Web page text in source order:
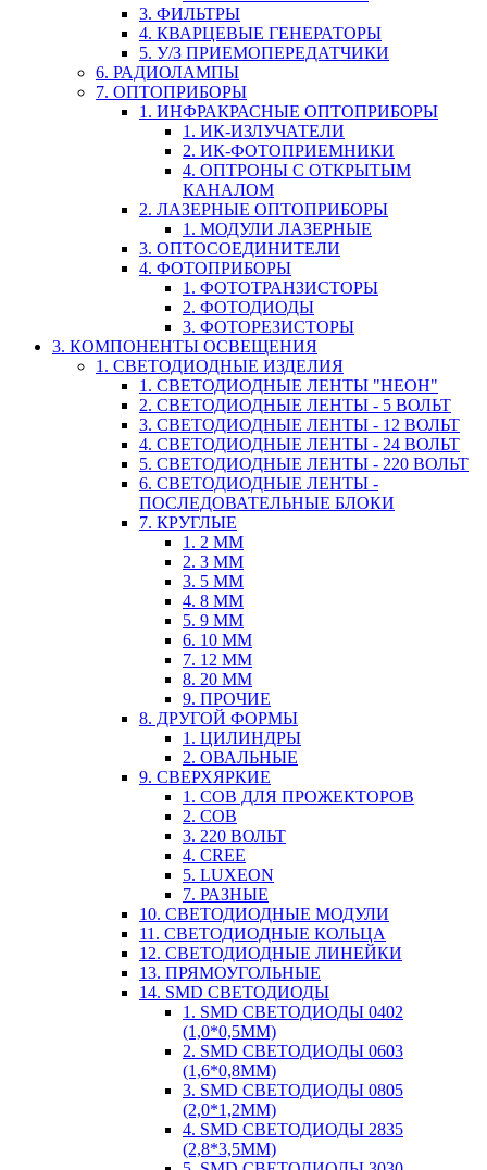
3. ФИЛЬТРЫ
4. КВАРЦЕВЫЕ ГЕНЕРАТОРЫ
5. У/З ПРИЕМОПЕРЕДАТЧИКИ
6. РАДИОЛАМПЫ
7. ОПТОПРИБОРЫ
1. ИНФРАКРАСНЫЕ ОПТОПРИБОРЫ
1. ИК-ИЗЛУЧАТЕЛИ
2. ИК-ФОТОПРИЕМНИКИ
4. ОПТРОНЫ С ОТКРЫТЫМ
КАНАЛОМ
2. ЛАЗЕРНЫЕ ОПТОПРИБОРЫ
1. МОДУЛИ ЛАЗЕРНЫЕ
3. ОПТОСОЕДИНИТЕЛИ
4. ФОТОПРИБОРЫ
1. ФОТОТРАНЗИСТОРЫ
2. ФОТОДИОДЫ
3. ФОТОРЕЗИСТОРЫ
3. КОМПОНЕНТЫ ОСВЕЩЕНИЯ
1. СВЕТОДИОДНЫЕ ИЗДЕЛИЯ
1. СВЕТОДИОДНЫЕ ЛЕНТЫ "НЕОН"
2. СВЕТОДИОДНЫЕ ЛЕНТЫ - 5 ВОЛЬТ
3. СВЕТОДИОДНЫЕ ЛЕНТЫ - 12 ВОЛЬТ
4. СВЕТОДИОДНЫЕ ЛЕНТЫ - 24 ВОЛЬТ
5. СВЕТОДИОДНЫЕ ЛЕНТЫ - 220 ВОЛЬТ
6. СВЕТОДИОДНЫЕ ЛЕНТЫ -
ПОСЛЕДОВАТЕЛЬНЫЕ БЛОКИ
7. КРУГЛЫЕ
1. 2 ММ
2. 3 ММ
3. 5 ММ
4. 8 ММ
5. 9 ММ
6. 10 ММ
7. 12 ММ
8. 20 ММ
9. ПРОЧИЕ
8. ДРУГОЙ ФОРМЫ
1. ЦИЛИНДРЫ
2. ОВАЛЬНЫЕ
9. СВЕРХЯРКИЕ
1. COB ДЛЯ ПРОЖЕКТОРОВ
2. COB
3. 220 ВОЛЬТ
4. CREE
5. LUXEON
7. РАЗНЫЕ
10. СВЕТОДИОДНЫЕ МОДУЛИ
11. СВЕТОДИОДНЫЕ КОЛЬЦА
12. СВЕТОДИОДНЫЕ ЛИНЕЙКИ
13. ПРЯМОУГОЛЬНЫЕ
14. SMD СВЕТОДИОДЫ
1. SMD СВЕТОДИОДЫ 0402
(1,0*0,5ММ)
2. SMD СВЕТОДИОДЫ 0603
(1,6*0,8ММ)
3. SMD СВЕТОДИОДЫ 0805
(2,0*1,2ММ)
4. SMD СВЕТОДИОДЫ 2835
(2,8*3,5ММ)